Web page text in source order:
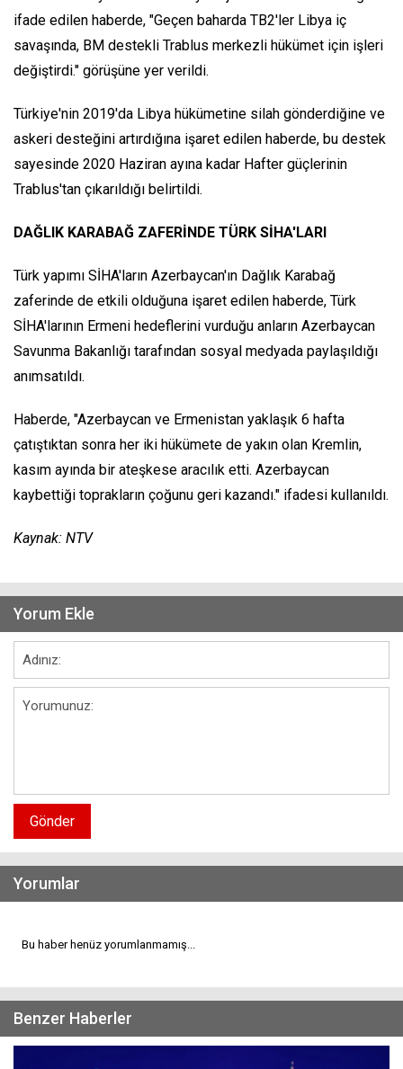
ifade edilen haberde, "Geçen baharda TB2'ler Libya iç
savaşında, BM destekli Trablus merkezli hükümet için işleri
değiştirdi." görüşüne yer verildi.
Türkiye'nin 2019'da Libya hükümetine silah gönderdiğine ve
askeri desteğini artırdığına işaret edilen haberde, bu destek
sayesinde 2020 Haziran ayına kadar Hafter güçlerinin
Trablus'tan çıkarıldığı belirtildi.
DAĞLIK KARABAĞ ZAFERİNDE TÜRK SİHA'LARI
Türk yapımı SİHA'ların Azerbaycan'ın Dağlık Karabağ
zaferinde de etkili olduğuna işaret edilen haberde, Türk
SİHA'larının Ermeni hedeflerini vurduğu anların Azerbaycan
Savunma Bakanlığı tarafından sosyal medyada paylaşıldığı
anımsatıldı.
Haberde, "Azerbaycan ve Ermenistan yaklaşık 6 hafta
çatıştıktan sonra her iki hükümete de yakın olan Kremlin,
kasım ayında bir ateşkese aracılık etti. Azerbaycan
kaybettiği toprakların çoğunu geri kazandı." ifadesi kullanıldı.
Kaynak: NTV
Yorum Ekle
Gönder
Yorumlar
Bu haber henüz yorumlanmamış...
Benzer Haberler